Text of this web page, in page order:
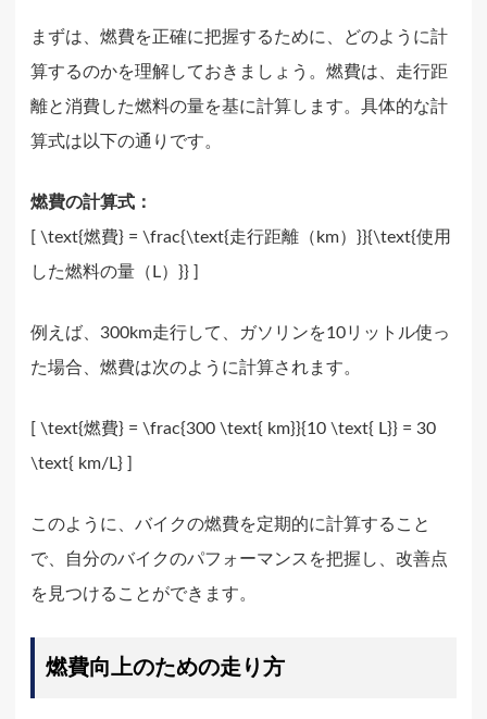
まずは、燃費を正確に把握するために、どのように計
算するのかを理解しておきましょう。燃費は、走行距
離と消費した燃料の量を基に計算します。具体的な計
算式は以下の通りです。
燃費の計算式：
[ \text{燃費} = \frac{\text{走行距離（km）}}{\text{使用
した燃料の量（L）}} ]
例えば、300km走行して、ガソリンを10リットル使っ
た場合、燃費は次のように計算されます。
[ \text{燃費} = \frac{300 \text{ km}}{10 \text{ L}} = 30
\text{ km/L} ]
このように、バイクの燃費を定期的に計算すること
で、自分のバイクのパフォーマンスを把握し、改善点
を見つけることができます。
燃費向上のための走り方